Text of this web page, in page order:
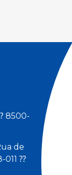
8500-
de
011 ⁇